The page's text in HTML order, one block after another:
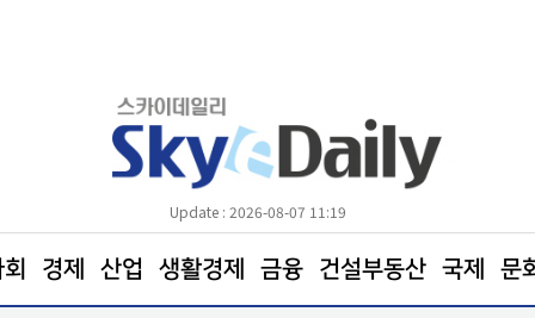
Update : 2026-08-07 11:19
경제 산업 생활경제 금융 건설부동산 국제 문